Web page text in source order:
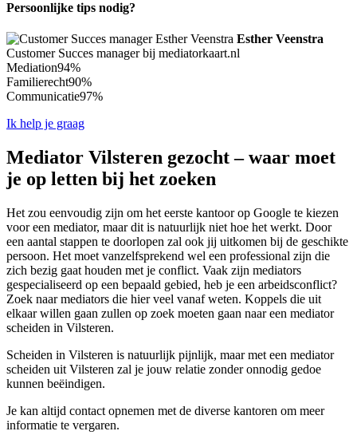
Persoonlijke tips nodig?
Esther Veenstra
Customer Succes manager bij mediatorkaart.nl
Mediation94%
Familierecht90%
Communicatie97%
Ik help je graag
Mediator Vilsteren gezocht – waar moet
je op letten bij het zoeken
Het zou eenvoudig zijn om het eerste kantoor op Google te kiezen
voor een mediator, maar dit is natuurlijk niet hoe het werkt. Door
een aantal stappen te doorlopen zal ook jij uitkomen bij de geschikte
persoon. Het moet vanzelfsprekend wel een professional zijn die
zich bezig gaat houden met je conflict. Vaak zijn mediators
gespecialiseerd op een bepaald gebied, heb je een arbeidsconflict?
Zoek naar mediators die hier veel vanaf weten. Koppels die uit
elkaar willen gaan zullen op zoek moeten gaan naar een mediator
scheiden in Vilsteren.
Scheiden in Vilsteren is natuurlijk pijnlijk, maar met een mediator
scheiden uit Vilsteren zal je jouw relatie zonder onnodig gedoe
kunnen beëindigen.
Je kan altijd contact opnemen met de diverse kantoren om meer
informatie te vergaren.